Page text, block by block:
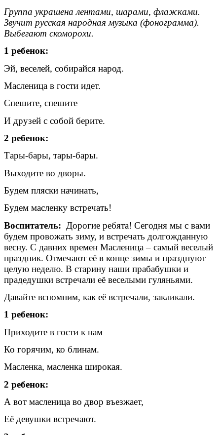
Группа украшена лентами, шарами, флажками.
Звучит русская народная музыка (фонограмма).
Выбегают скоморохи.
1 ребенок:
Эй, веселей, собирайся народ.
Масленица в гости идет.
Спешите, спешите
И друзей с собой берите.
2 ребенок:
Тары-бары, тары-бары.
Выходите во дворы.
Будем пляски начинать,
Будем масленку встречать!
Воспитатель: Дорогие ребята! Сегодня мы с вами
будем провожать зиму, и встречать долгожданную
весну. С давних времен Масленица – самый веселый
праздник. Отмечают её в конце зимы и празднуют
целую неделю. В старину наши прабабушки и
прадедушки встречали её веселыми гуляньями.
Давайте вспомним, как её встречали, закликали.
1 ребенок:
Приходите в гости к нам
Ко горячим, ко блинам.
Масленка, масленка широкая.
2 ребенок:
А вот масленица во двор въезжает,
Её девушки встречают.